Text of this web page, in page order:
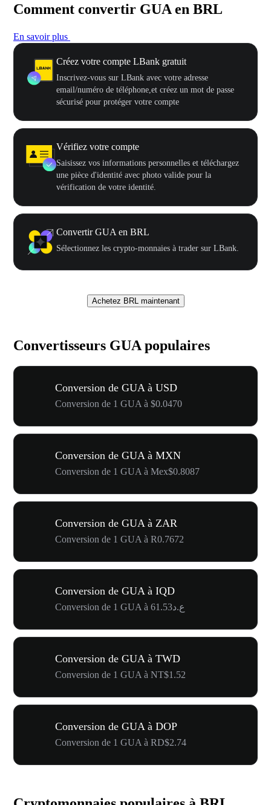
Comment convertir GUA en BRL
En savoir plus
Créez votre compte LBank gratuit
Inscrivez-vous sur LBank avec votre adresse
email/numéro de téléphone,et créez un mot de passe
sécurisé pour protéger votre compte
Vérifiez votre compte
Saisissez vos informations personnelles et téléchargez
une pièce d'identité avec photo valide pour la
vérification de votre identité.
Convertir GUA en BRL
Sélectionnez les crypto-monnaies à trader sur LBank.
Achetez BRL maintenant
Convertisseurs GUA populaires
Conversion de GUA à USD
Conversion de 1 GUA à $0.0470
Conversion de GUA à MXN
Conversion de 1 GUA à Mex$0.8087
Conversion de GUA à ZAR
Conversion de 1 GUA à R0.7672
Conversion de GUA à IQD
Conversion de 1 GUA à ع.د61.53
Conversion de GUA à TWD
Conversion de 1 GUA à NT$1.52
Conversion de GUA à DOP
Conversion de 1 GUA à RD$2.74